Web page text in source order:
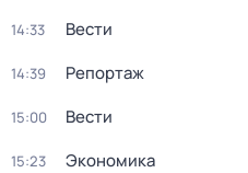
14:33 Вести
14:39 Репортаж
15:00 Вести
15:23 Экономика